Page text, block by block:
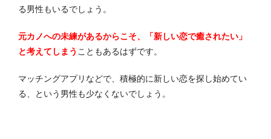
る男性もいるでしょう。
元カノへの未練があるからこそ、「新しい恋で癒されたい」
と考えてしまう こともあるはずです。
マッチングアプリなどで、積極的に新しい恋を探し始めてい
る、という男性も少なくないでしょう。